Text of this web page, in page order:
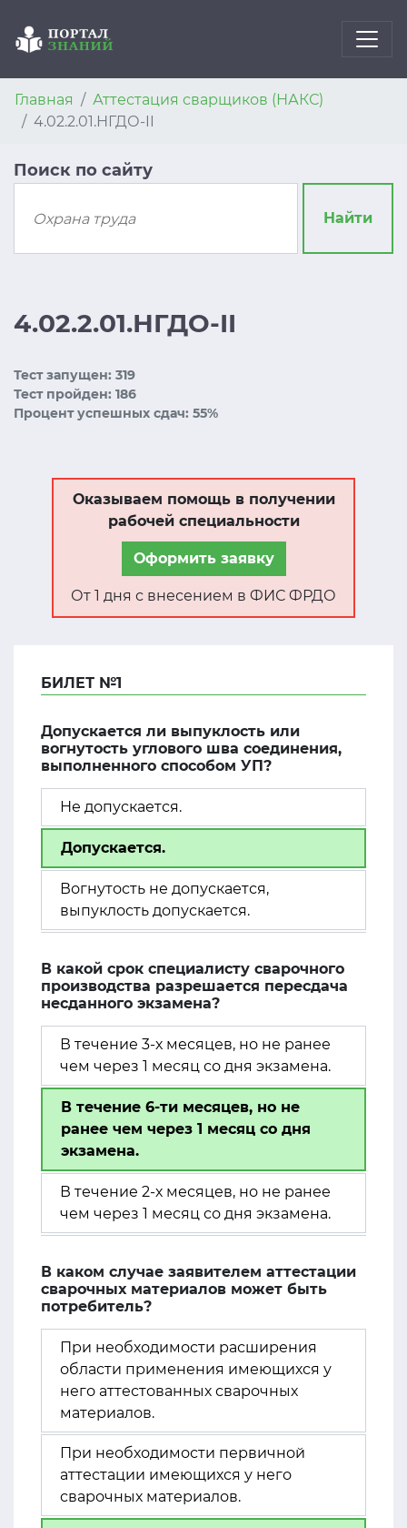
Главная
Аттестация сварщиков (НАКС)
4.02.2.01.НГДО-II
Поиск по сайту
Найти
4.02.2.01.НГДО-II
Тест запущен: 319
Тест пройден: 186
Процент успешных сдач: 55%
Оказываем помощь в получении
рабочей специальности
Оформить заявку
От 1 дня с внесением в ФИС ФРДО
БИЛЕТ №1
Допускается ли выпуклость или
вогнутость углового шва соединения,
выполненного способом УП?
Не допускается.
Допускается.
Вогнутость не допускается,
выпуклость допускается.
В какой срок специалисту сварочного
производства разрешается пересдача
несданного экзамена?
В течение 3-х месяцев, но не ранее
чем через 1 месяц со дня экзамена.
В течение 6-ти месяцев, но не
ранее чем через 1 месяц со дня
экзамена.
В течение 2-х месяцев, но не ранее
чем через 1 месяц со дня экзамена.
В каком случае заявителем аттестации
сварочных материалов может быть
потребитель?
При необходимости расширения
области применения имеющихся у
него аттестованных сварочных
материалов.
При необходимости первичной
аттестации имеющихся у него
сварочных материалов.